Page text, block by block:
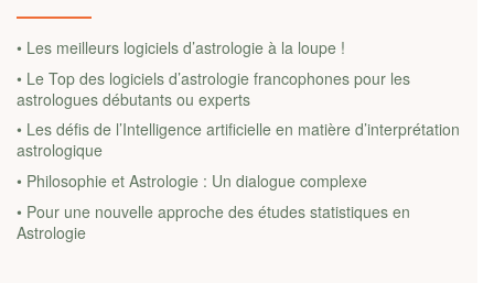
• Les meilleurs logiciels d’astrologie à la loupe !
• Le Top des logiciels d’astrologie francophones pour les
astrologues débutants ou experts
• Les défis de l’Intelligence artificielle en matière d’interprétation
astrologique
• Philosophie et Astrologie : Un dialogue complexe
• Pour une nouvelle approche des études statistiques en
Astrologie